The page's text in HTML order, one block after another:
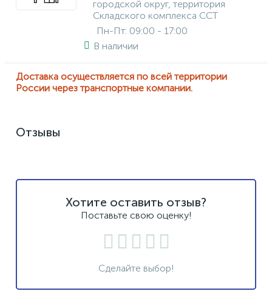
городской округ, территория
Складского комплекса ССТ
Пн-Пт: 09:00 - 17:00
В наличии
Доставка осуществляется по всей территории
России через транспортные компании.
Отзывы
Хотите оставить отзыв?
Поставьте свою оценку!
Сделайте выбор!